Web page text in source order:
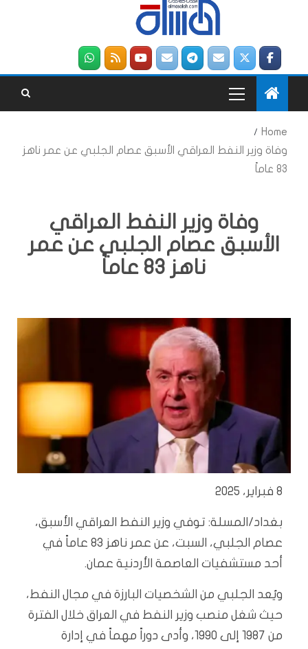
Home
وفاة وزير النفط العراقي الأسبق عصام الجلبي عن عمر ناهز
83 عاماً
وفاة وزير النفط العراقي
الأسبق عصام الجلبي عن عمر
ناهز 83 عاماً
8 فبراير، 2025
بغداد/المسلة: توفي وزير النفط العراقي الأسبق،
عصام الجلبي، السبت، عن عمر ناهز 83 عاماً في
أحد مستشفيات العاصمة الأردنية عمان.
ويُعد الجلبي من الشخصيات البارزة في مجال النفط،
حيث شغل منصب وزير النفط في العراق خلال الفترة
من 1987 إلى 1990، وأدى دوراً مهماً في إدارة